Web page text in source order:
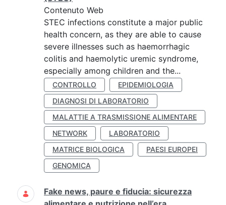
Contenuto Web
STEC infections constitute a major public
health concern, as they are able to cause
severe illnesses such as haemorrhagic
colitis and haemolytic uremic syndrome,
especially among children and the...
CONTROLLO
EPIDEMIOLOGIA
DIAGNOSI DI LABORATORIO
MALATTIE A TRASMISSIONE ALIMENTARE
NETWORK
LABORATORIO
MATRICE BIOLOGICA
PAESI EUROPEI
GENOMICA
Fake news, paure e fiducia: sicurezza